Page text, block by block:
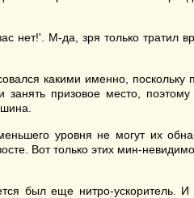
нет!'. М-да, зря только тратил
какими именно, поскольку
призовое место, поэтому
уровня не могут их
Вот только этих мин-
был еще нитро-ускоритель.